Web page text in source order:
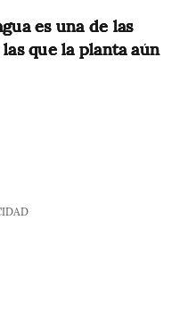
es una de las
que la planta aún